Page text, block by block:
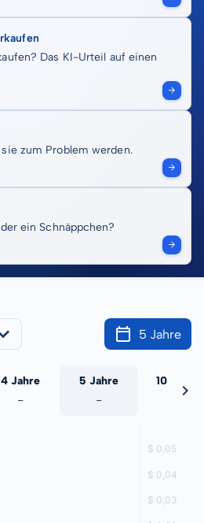
Das KI-Urteil auf einen
zum Problem werden.
ein Schnäppchen?
5 Jahre
4 Jahre
-
5 Jahre
-
10 Jahre